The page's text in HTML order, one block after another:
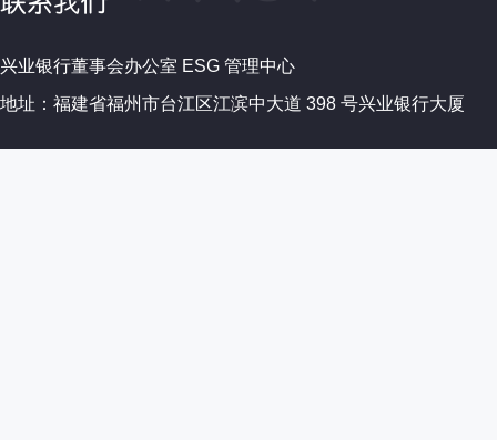
兴业银行董事会办公室 ESG 管理中心
地址：福建省福州市台江区江滨中大道 398 号兴业银行大厦